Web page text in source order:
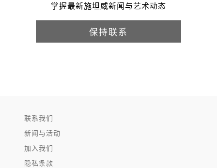
掌握最新施坦威新闻与艺术动态
保持联系
联系我们
新闻与活动
加入我们
隐私条款